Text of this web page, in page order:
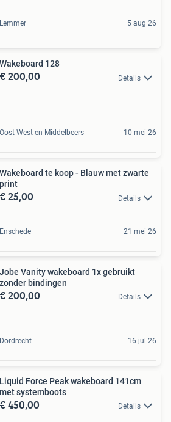
Lemmer 5 aug 26
Wakeboard 128
€ 200,00 Details
Oost West en Middelbeers 10 mei 26
Wakeboard te koop - Blauw met zwarte
print
€ 25,00 Details
Enschede 21 mei 26
Jobe Vanity wakeboard 1x gebruikt
zonder bindingen
€ 200,00 Details
Dordrecht 16 jul 26
Liquid Force Peak wakeboard 141cm
met systemboots
€ 450,00 Details